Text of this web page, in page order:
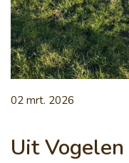
02 mrt. 2026
Uit